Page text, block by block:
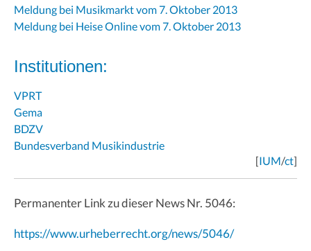
Meldung bei Musikmarkt vom 7. Oktober 2013
Meldung bei Heise Online vom 7. Oktober 2013
Institutionen:
VPRT
Gema
BDZV
Bundesverband Musikindustrie
[IUM/ct]
Permanenter Link zu dieser News Nr. 5046:
https://www.urheberrecht.org/news/5046/